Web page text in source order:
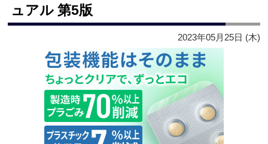
ュアル 第5版
2023年05月25日 (木)